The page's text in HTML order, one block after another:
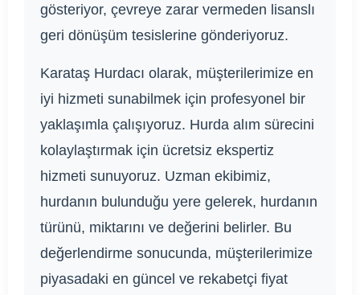
gösteriyor, çevreye zarar vermeden lisanslı
geri dönüşüm tesislerine gönderiyoruz.
Karataş Hurdacı olarak, müşterilerimize en
iyi hizmeti sunabilmek için profesyonel bir
yaklaşımla çalışıyoruz. Hurda alım sürecini
kolaylaştırmak için ücretsiz ekspertiz
hizmeti sunuyoruz. Uzman ekibimiz,
hurdanın bulunduğu yere gelerek, hurdanın
türünü, miktarını ve değerini belirler. Bu
değerlendirme sonucunda, müşterilerimize
piyasadaki en güncel ve rekabetçi fiyat